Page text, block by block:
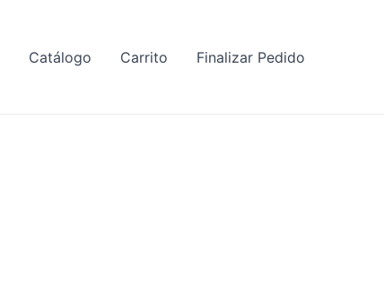
Catálogo Carrito Finalizar Pedido